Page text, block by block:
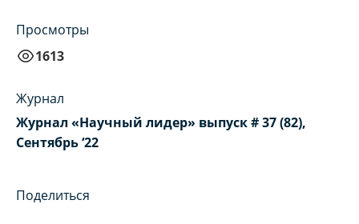
Просмотры
1613
Журнал
Журнал «Научный лидер» выпуск # 37 (82),
Сентябрь ‘22
Поделиться